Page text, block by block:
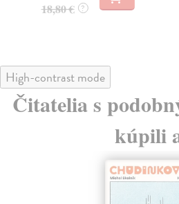
18,80 € ?
High-contrast mode
Čitatelia s
kúpili